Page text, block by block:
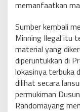
memanfaatkan
Sumber kembali
Minning Ilegal itu
material yang
diperuntukkan di
lokasinya terbuka
dilihat secara
permukiman
Randomayang